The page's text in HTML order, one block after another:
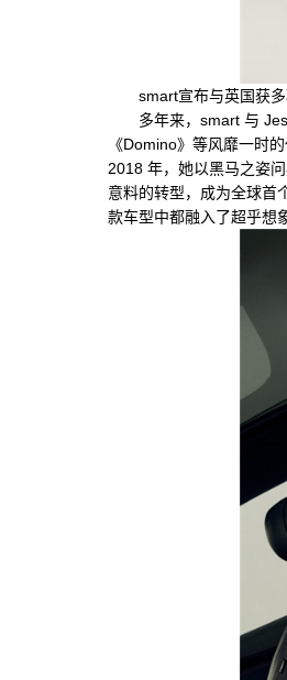
smart宣布与英国获
多年来，smart 与
《Domino》等风靡一时
2018 年，她以黑马之姿
意料的转型，成为全球首
款车型中都融入了超乎想